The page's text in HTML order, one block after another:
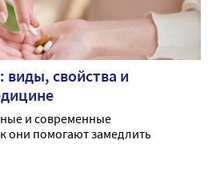
виды, свойства и
и современные
они помогают замедлить